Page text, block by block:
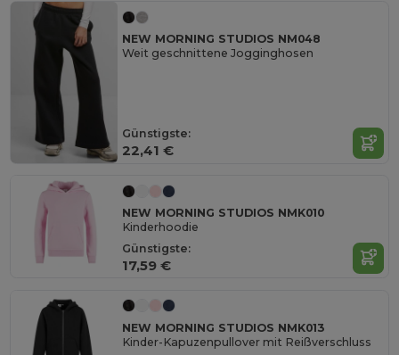
NEW MORNING STUDIOS NM048
Weit geschnittene Jogginghosen
Günstigste:
22,41 €
NEW MORNING STUDIOS NMK010
Kinderhoodie
Günstigste:
17,59 €
NEW MORNING STUDIOS NMK013
Kinder-Kapuzenpullover mit Reißverschluss